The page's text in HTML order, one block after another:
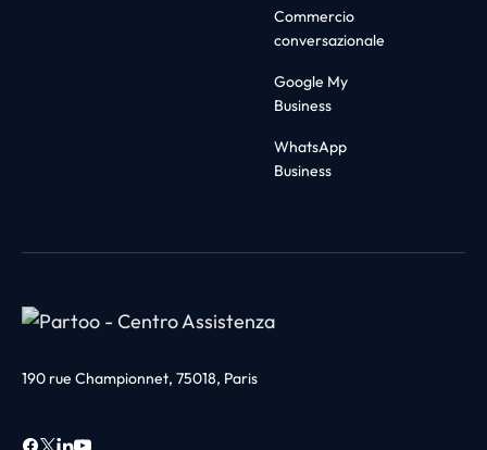
Commercio
conversazionale
Google My
Business
WhatsApp
Business
190 rue Championnet, 75018, Paris